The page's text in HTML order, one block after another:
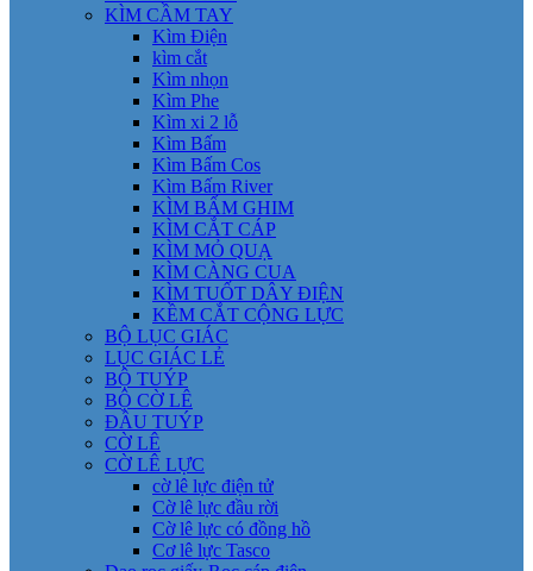
KÌM CẦM TAY
Kìm Điện
kìm cắt
Kìm nhọn
Kìm Phe
Kìm xi 2 lỗ
Kìm Bấm
Kìm Bấm Cos
Kìm Bấm River
KÌM BẤM GHIM
KÌM CẮT CÁP
KÌM MỎ QUẠ
KÌM CÀNG CUA
KÌM TUỐT DÂY ĐIỆN
KỀM CẮT CỘNG LỰC
BỘ LỤC GIÁC
LỤC GIÁC LẺ
BỘ TUÝP
BỘ CỜ LÊ
ĐẦU TUÝP
CỜ LÊ
CỜ LÊ LỰC
cờ lê lực điện tử
Cờ lê lực đầu rời
Cờ lê lực có đồng hồ
Cơ lê lực Tasco